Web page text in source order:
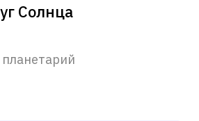
Солнца